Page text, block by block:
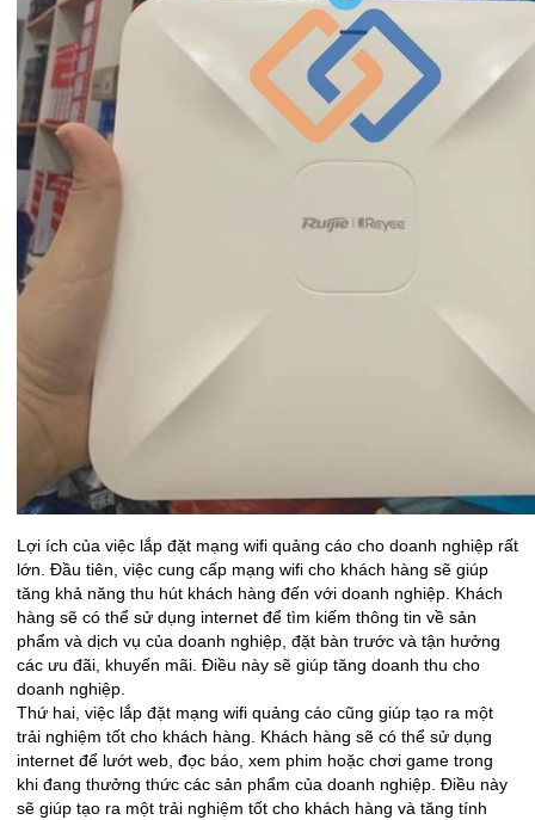
Lợi ích của việc lắp đặt mạng wifi quảng cáo cho doanh nghiệp rất
lớn. Đầu tiên, việc cung cấp mạng wifi cho khách hàng sẽ giúp
tăng khả năng thu hút khách hàng đến với doanh nghiệp. Khách
hàng sẽ có thể sử dụng internet để tìm kiếm thông tin về sản
phẩm và dịch vụ của doanh nghiệp, đặt bàn trước và tận hưởng
các ưu đãi, khuyến mãi. Điều này sẽ giúp tăng doanh thu cho
doanh nghiệp.
Thứ hai, việc lắp đặt mạng wifi quảng cáo cũng giúp tạo ra một
trải nghiệm tốt cho khách hàng. Khách hàng sẽ có thể sử dụng
internet để lướt web, đọc báo, xem phim hoặc chơi game trong
khi đang thưởng thức các sản phẩm của doanh nghiệp. Điều này
sẽ giúp tạo ra một trải nghiệm tốt cho khách hàng và tăng tính